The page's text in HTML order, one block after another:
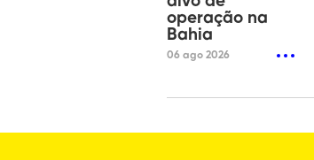
operação na
Bahia
06 ago 2026